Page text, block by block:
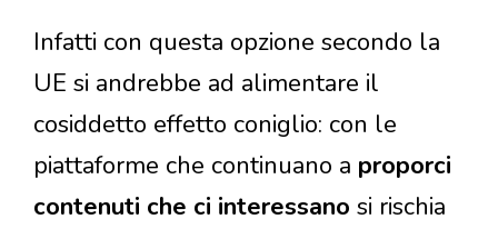
Infatti con questa opzione secondo la
UE si andrebbe ad alimentare il
cosiddetto effetto coniglio: con le
piattaforme che continuano a proporci
contenuti che ci interessano si rischia